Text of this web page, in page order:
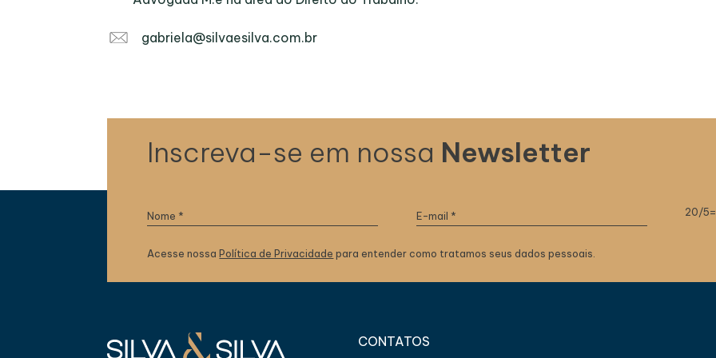
gabriela@silvaesilva.com.br
Inscreva-se em nossa Newsletter
20/
Acesse nossa Política de Privacidade para entender como tratamos seus dados pessoais.
CONTATOS